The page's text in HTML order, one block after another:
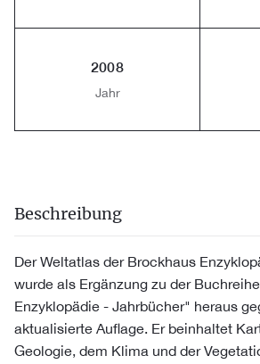
2008
Jahr
Beschreibung
Der Weltatlas der Brockhaus
wurde als Ergänzung zu der
Enzyklopädie - Jahrbücher" heraus
aktualisierte Auflage. Er beinhaltet
Geologie, dem Klima und der